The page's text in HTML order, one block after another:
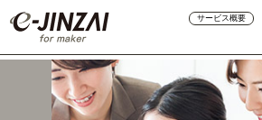
サービス概要